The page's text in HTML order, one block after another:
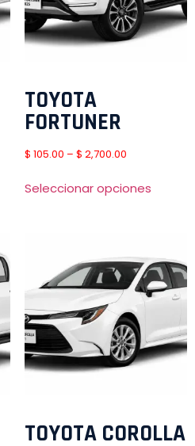
TOYOTA
FORTUNER
$ 105.00 – $ 2,700.00
Seleccionar opciones
TOYOTA COROLLA